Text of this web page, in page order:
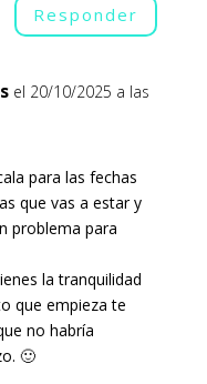
Responder
el 20/10/2025 a las
para las fechas
que vas a estar y
problema para
la tranquilidad
que empieza te
no habría
🙂